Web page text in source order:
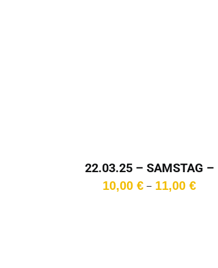
22.03.25 – SAMSTAG –
14:15 Uhr
10,00 € – 11,00 €